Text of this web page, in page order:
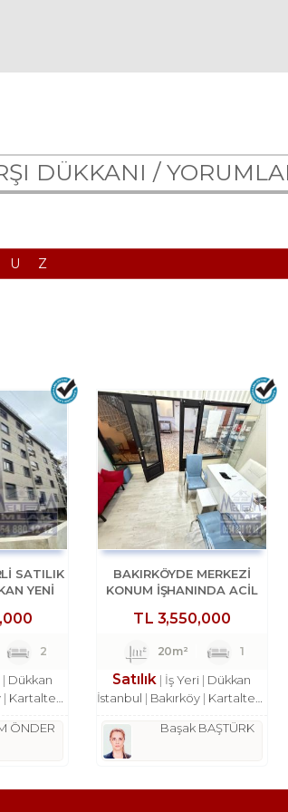
DÜKKANI /
SATILIK
YENİ
2
Dükkan
Kartaltepe Mah.
ÖNDER
BAKIRKÖYDE MERKEZİ
KONUM İŞHANINDA ACİL
TL 3,550,000
20m² 1
Satılık İş Yeri
Dükkan
İstanbul
Bakırköy Kartaltepe Mah.
Başak BAŞTÜRK